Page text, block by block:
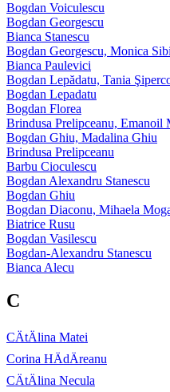
Bogdan Voiculescu
Bogdan Georgescu
Bianca Stanescu
Bogdan Georgescu, Monica
Bianca Paulevici
Bogdan Lepădatu, Tania
Bogdan Lepadatu
Bogdan Florea
Brindusa Prelipceanu, Emanoil
Bogdan Ghiu, Madalina Ghiu
Brindusa Prelipceanu
Barbu Cioculescu
Bogdan Alexandru Stanescu
Bogdan Ghiu
Bogdan Diaconu, Mihaela
Biatrice Rusu
Bogdan Vasilescu
Bogdan-Alexandru Stanescu
Bianca Alecu
C
CÄtÄlina Matei
Corina HÄdÄreanu
CÄtÄlina Necula